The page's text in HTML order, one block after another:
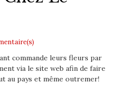
commande leurs fleurs par
via le site web afin de faire
au pays et même outremer!